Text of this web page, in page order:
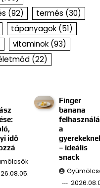
(92) termés (30)
tápanyagok (51)
vitaminok (93)
(22)
idő
Finger
banana
a
– ideális
snack